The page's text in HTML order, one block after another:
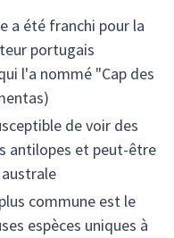
a été franchi pour la
portugais
l'a nommé "Cap des
de voir des
antilopes et peut-être
commune est le
espèces uniques à